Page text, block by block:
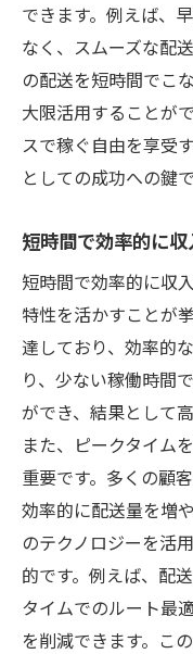
できます。例えば、
なく、スムーズな配
の配送を短時間でこ
大限活用することが
スで稼ぐ自由を享受
としての成功への鍵で
短時間で効率的に
短時間で効率的に収
特性を活かすことが
達しており、効率的
り、少ない稼働時間
ができ、結果として
また、ピークタイム
重要です。多くの顧
効率的に配送量を増
のテクノロジーを活
的です。例えば、配
タイムでのルート最
を削減できます。こ